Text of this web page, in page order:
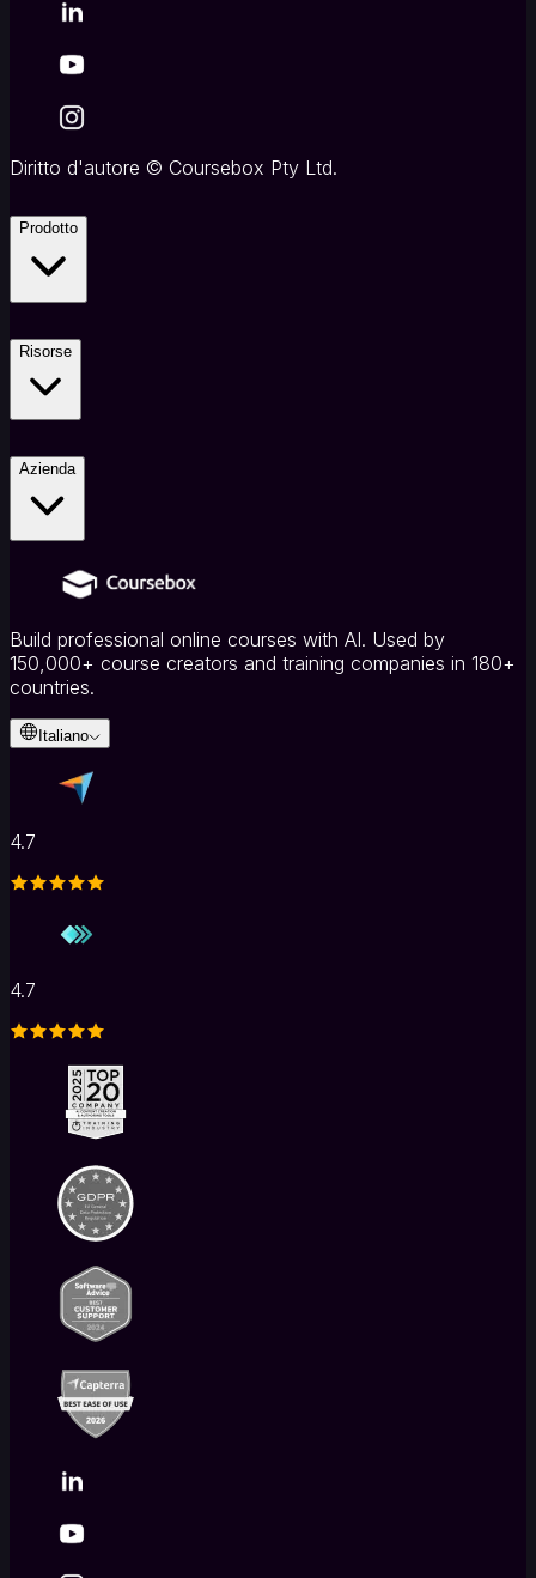
Diritto d'autore © Coursebox Pty Ltd.
Prodotto
Risorse
Azienda
Build professional online courses with AI. Used by
150,000+ course creators and training companies in 180+
countries.
Italiano
4.7
4.7